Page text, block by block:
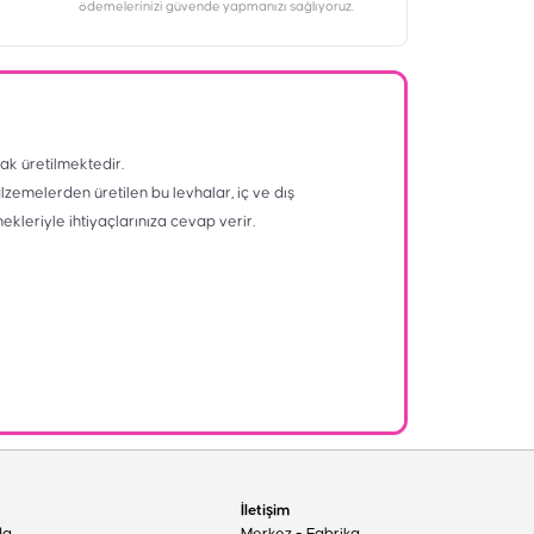
ödemelerinizi güvende yapmanızı sağlıyoruz.
üretilmektedir.
üretilen bu levhalar, iç ve dış
ihtiyaçlarınıza cevap verir.
İletişim